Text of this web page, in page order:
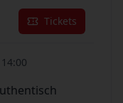
Tickets